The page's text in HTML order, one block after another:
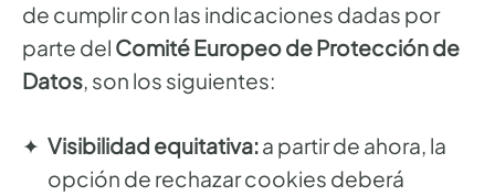
de cumplir con las indicaciones dadas por
parte del Comité Europeo de Protección de
Datos, son los siguientes:
Visibilidad equitativa:a partir de ahora, la
opción de rechazar cookies deberá